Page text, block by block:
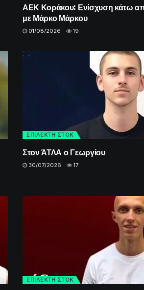
ΑΕΚ Κοράκου: Ενίσχυση κάτω
με Μάρκο Μάρκου
01/08/2026 19
ΕΠΙΛΕΚΤΗ ΣΤΟΚ
Στον ΆΤΛΑ ο Γεωργίου
30/07/2026 17
ΕΠΙΛΕΚΤΗ ΣΤΟΚ